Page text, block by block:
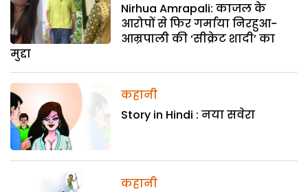
Nirhua Amrapali: काजल के
आरोपों से फिर गर्माया निरहुआ-
आम्रपाली की ‘सीक्रेट शादी’ का
मुद्दा
कहानी
Story in Hindi : नया सवेरा
कहानी